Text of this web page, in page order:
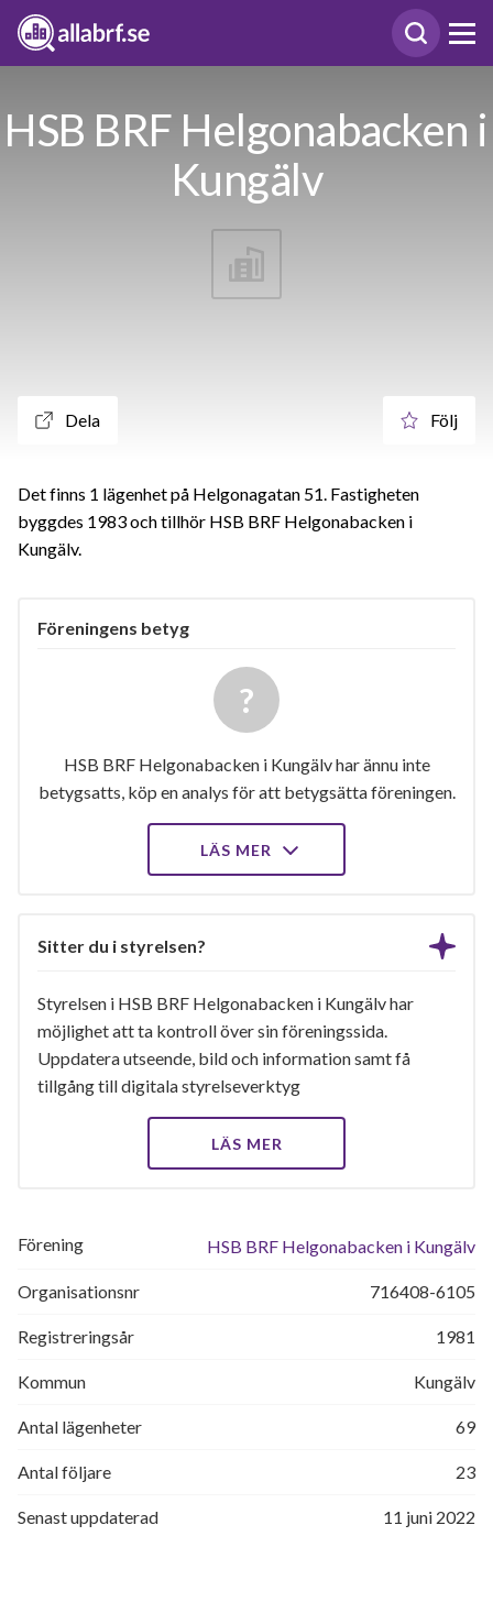
HSB BRF Helgonabacken i
Kungälv
Dela Följ
Det finns 1 lägenhet på Helgonagatan 51. Fastigheten
byggdes 1983 och tillhör HSB BRF Helgonabacken i
Kungälv.
Föreningens betyg
HSB BRF Helgonabacken i Kungälv har ännu inte
betygsatts, köp en analys för att betygsätta föreningen.
LÄS MER
Sitter du i styrelsen?
Styrelsen i HSB BRF Helgonabacken i Kungälv har
möjlighet att ta kontroll över sin föreningssida.
Uppdatera utseende, bild och information samt få
tillgång till digitala styrelseverktyg
LÄS MER
Förening HSB BRF Helgonabacken i Kungälv
Organisationsnr 716408-6105
Registreringsår 1981
Kommun Kungälv
Antal lägenheter 69
Antal följare 23
Senast uppdaterad 11 juni 2022